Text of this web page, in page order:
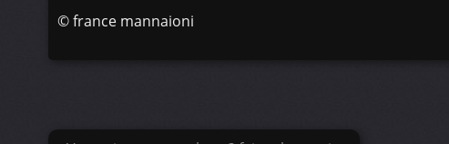
©france mannaioni